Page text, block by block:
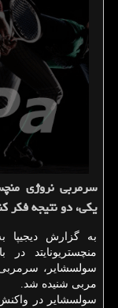
سرمربی نروژی
یكی، دو نتیجه فكر
به گزارش
منچستریونایتد در
سولسشایر، سرمربی
مربی شنیده شد.
سولسشایر در